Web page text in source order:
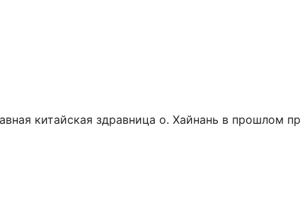
китайская здравница о. Хайнань в прошлом